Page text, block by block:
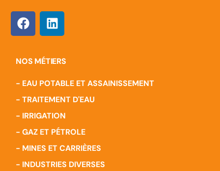
NOS MÉTIERS
- EAU POTABLE ET ASSAINISSEMENT
- TRAITEMENT D'EAU
- IRRIGATION
- GAZ ET PÉTROLE
- MINES ET CARRIÈRES
- INDUSTRIES DIVERSES